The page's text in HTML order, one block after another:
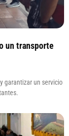
un transporte
garantizar un servicio